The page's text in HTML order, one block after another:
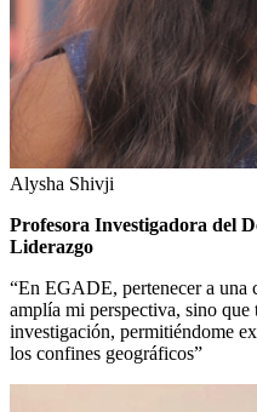
Alysha Shivji
Profesora Investigadora del
Liderazgo
“En EGADE, pertenecer a una
amplía mi perspectiva, sino
investigación, permitiéndome
los confines geográficos”